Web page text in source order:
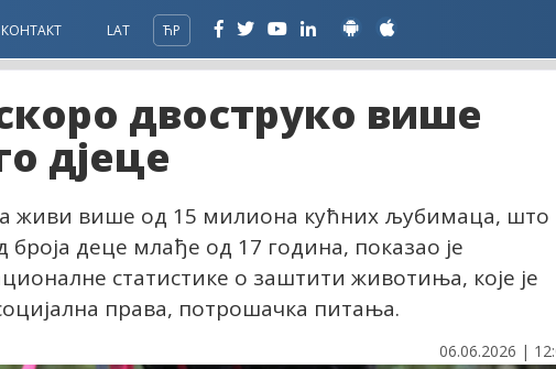
КОНТАКТ LAT ЋР
двоструко више
дјеце
живи више од 15 милиона кућних љубимаца, што
броја деце млађе од 17 година, показао је
статистике о заштити животиња, које је
права, потрошачка питања.
06.06.2026 |